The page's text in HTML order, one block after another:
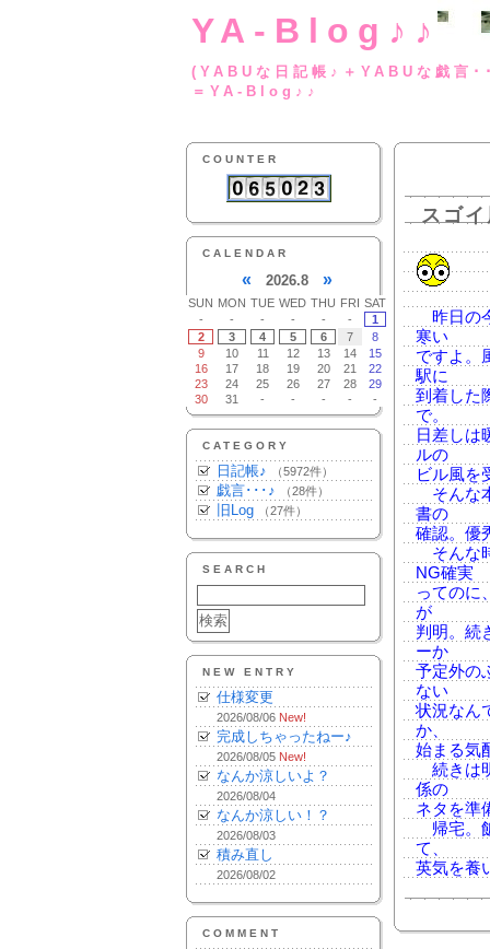
YA-Blog♪♪
(YABUな日記帳♪
＝YA-Blog♪♪
COUNTER
CALENDAR
« 2026.8 »
SUN MON TUE WED THU FRI SAT
-
- - - - -
1
2
3 4 5 6 7
8
9
10 11 12 13 14
15
16
17 18 19 20 21
22
23
24 25 26 27 28
29
30
31 - - - - -
CATEGORY
日記帳♪ （5972件）
戯言･･･♪ （28件）
旧Log （27件）
SEARCH
NEW ENTRY
仕様変更
2026/08/06 New!
完成しちゃったねー♪
2026/08/05 New!
なんか涼しいよ？
2026/08/04
なんか涼しい！？
2026/08/03
積み直し
2026/08/02
COMMENT
スゴ
昨日の
寒い
ですよ。
駅に
到着した
で。
日差しは
ルの
ビル風を
そんな
書の
確認。優
そんな
NG確実
ってのに
が
判明。続
ーか
予定外の
ない
状況なん
か、
始まる気
続きは
係の
ネタを準
帰宅。
て、
英気を養